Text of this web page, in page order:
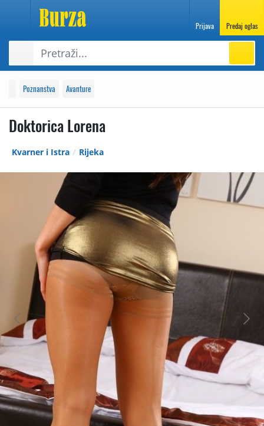
Prijava Predaj oglas
Poznanstva Avanture
Doktorica Lorena
Kvarner i Istra Rijeka